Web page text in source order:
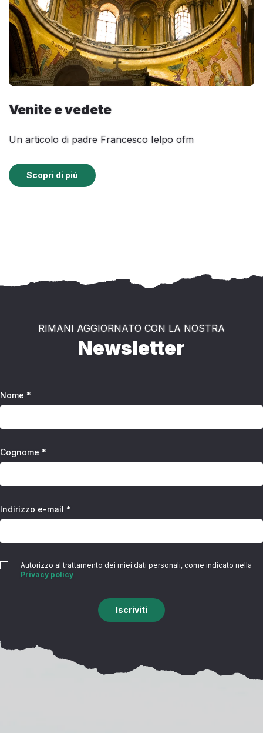
Venite e vedete
Un articolo di padre Francesco Ielpo ofm
Scopri di più
RIMANI AGGIORNATO CON LA NOSTRA
Newsletter
Nome *
Cognome *
Indirizzo e-mail *
Autorizzo al trattamento dei miei dati personali, come indicato nella
Privacy policy
Iscriviti